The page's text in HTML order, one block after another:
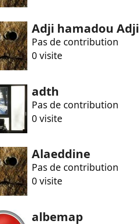
Adji hamadou Adji
Pas de contribution
0 visite
adth
Pas de contribution
0 visite
Alaeddine
Pas de contribution
0 visite
albemap